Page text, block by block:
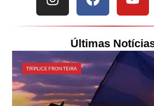
Últimas
TRÍPLICE FRONTEIRA